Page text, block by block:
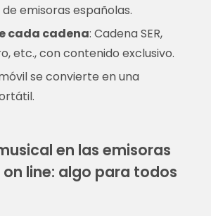
emisoras españolas.
cada cadena: Cadena SER,
etc., con contenido exclusivo.
se convierte en una
en las emisoras
line: algo para todos